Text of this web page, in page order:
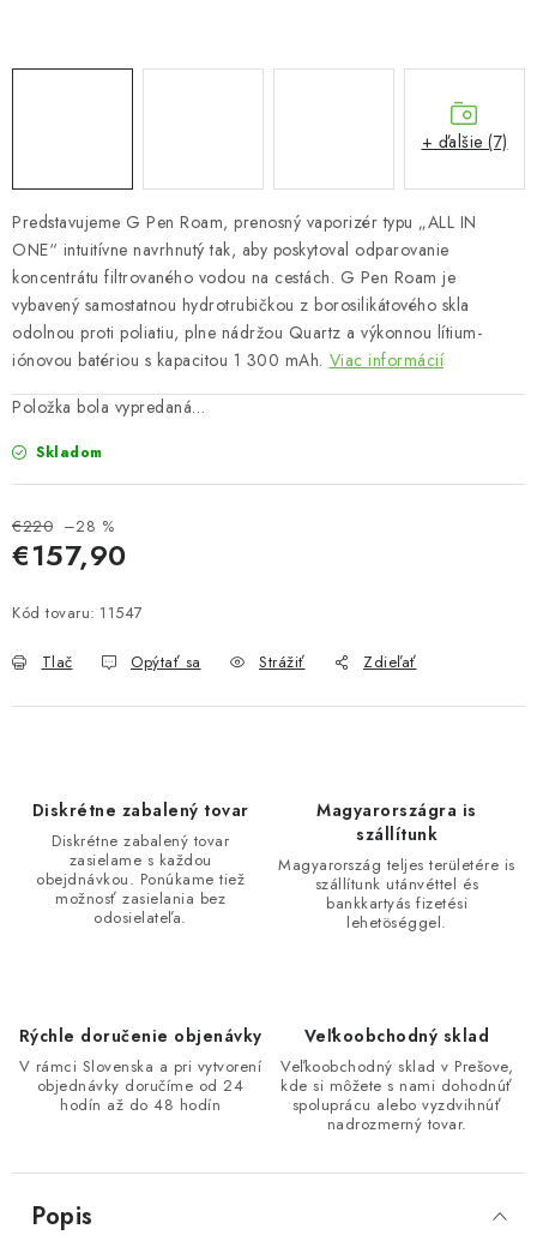
Predstavujeme G Pen Roam, prenosný vaporizér typu „ALL IN
ONE“ intuitívne navrhnutý tak, aby poskytoval odparovanie
koncentrátu filtrovaného vodou na cestách. G Pen Roam je
vybavený samostatnou hydrotrubičkou z borosilikátového skla
odolnou proti poliatiu, plne nádržou Quartz a výkonnou lítium-
iónovou batériou s kapacitou 1 300 mAh. Viac informácií
Položka bola vypredaná…
Skladom
€220 –28 %
€157,90
Kód tovaru: 11547
Tlač Opýtať sa Strážiť Zdieľať
+ ďalšie (7)
Diskrétne zabalený tovar
Diskrétne zabalený tovar
zasielame s každou
obejdnávkou. Ponúkame tiež
možnosť zasielania bez
odosielateľa.
Magyarországra is
szállítunk
Magyarország teljes területére is
szállítunk utánvéttel és
bankkartyás fizetési
lehetöséggel.
Rýchle doručenie objenávky
V rámci Slovenska a pri vytvorení
objednávky doručíme od 24
hodín až do 48 hodín
Veľkoobchodný sklad
Veľkoobchodný sklad v Prešove,
kde si môžete s nami dohodnúť
spoluprácu alebo vyzdvihnúť
nadrozmerný tovar.
Popis